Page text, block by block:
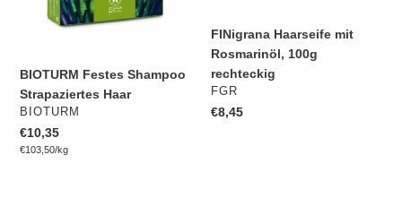
e
BIOTURM Festes Shampoo
Strapaziertes Haar
VERKÄUFER
BIOTURM
Normaler
Preis
€10,35
Einzelpreis
€103,50/pro
kg
FINigrana Haarseife mit
Rosmarinöl, 100g
rechteckig
VERKÄUFER
FGR
Normaler
€8,45